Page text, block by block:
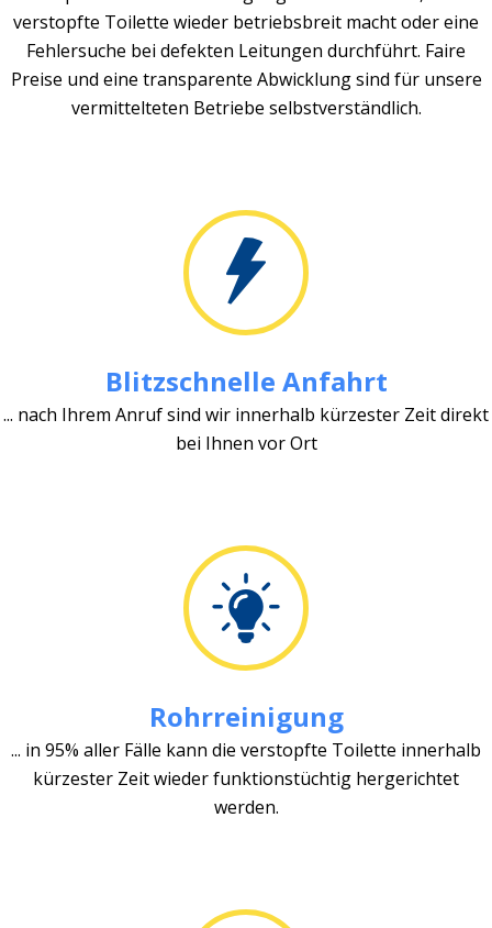
verstopfte Toilette wieder betriebsbreit macht oder eine
Fehlersuche bei defekten Leitungen durchführt. Faire
Preise und eine transparente Abwicklung sind für unsere
vermittelteten Betriebe selbstverständlich.
Blitzschnelle Anfahrt
... nach Ihrem Anruf sind wir innerhalb kürzester Zeit direkt
bei Ihnen vor Ort
Rohrreinigung
... in 95% aller Fälle kann die verstopfte Toilette innerhalb
kürzester Zeit wieder funktionstüchtig hergerichtet
werden.